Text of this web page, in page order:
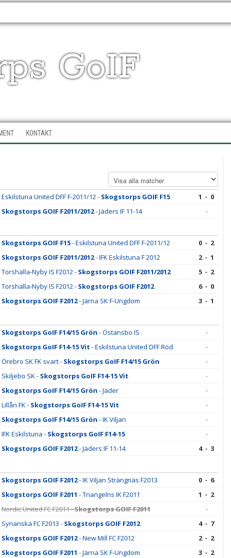
GoIF
KONTAKT
Eskilstuna United DFF F-2011/12 - Skogstorps GOIF F15
1 - 0
Skogstorps GOIF F2011/2012- Jäders IF 11-14 -
Skogstorps GOIF F15- Eskilstuna United DFF F-2011/12
0 - 2
Skogstorps GOIF F2011/2012- IFK Eskilstuna F 2012
2 - 1
Torshälla-Nyby IS F2012 - Skogstorps GOIF F2011/2012
5 - 2
Torshälla-Nyby IS F2012 - Skogstorps GOIF F2012
6 - 0
Skogstorps GOIF F2012- Järna SK F-Ungdom 3 - 1
Skogstorps GoIF F14/15 Grön - Östansbo IS
-
Skogstorps GoIF F14-15 Vit - Eskilstuna United DFF Röd
-
Örebro SK FK svart - Skogstorps GoIF F14/15 Grön
-
Skiljebo SK - Skogstorps GoIF F14-15 Vit
-
Skogstorps GoIF F14/15 Grön - Jäder
-
Lillån FK - Skogstorps GoIF F14-15 Vit
-
Skogstorps GoIF F14/15 Grön - IK Viljan
-
IFK Eskilstuna - Skogstorps GoIF F14-15
-
Skogstorps GOIF F2012- Jäders IF 11-14 4 - 3
Skogstorps GOIF F2012- IK Viljan Strängnäs F2013
0 - 6
Skogstorps GOIF F2011 - Triangelns IK F2011
1 - 2
Nordic United FC F2011 -Skogstorps GOIF F2011
-
Syrianska FC F2013 - Skogstorps GOIF F2012
4 - 7
Skogstorps GOIF F2012- New Mill FC F2012
2 - 2
Skogstorps GOIF F2011 - Järna SK F-Ungdom
3 - 2